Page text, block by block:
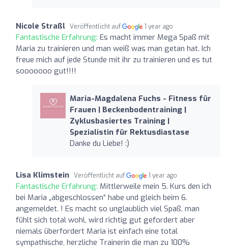
Nicole Straßl Veröffentlicht auf 1 year ago
Fantastische Erfahrung: Es macht immer Mega Spaß mit
Maria zu trainieren und man weiß was man getan hat. Ich
freue mich auf jede Stunde mit ihr zu trainieren und es tut
sooooooo gut!!!!
Maria-Magdalena Fuchs - Fitness für
Frauen | Beckenbodentraining |
Zyklusbasiertes Training |
Spezialistin für Rektusdiastase
Danke du Liebe! :)
Lisa Klimstein Veröffentlicht auf 1 year ago
Fantastische Erfahrung: Mittlerweile mein 5. Kurs den ich
bei Maria „abgeschlossen“ habe und gleich beim 6.
angemeldet. ! Es macht so unglaublich viel Spaß, man
fühlt sich total wohl, wird richtig gut gefordert aber
niemals überfordert Maria ist einfach eine total
sympathische, herzliche Trainerin die man zu 100%